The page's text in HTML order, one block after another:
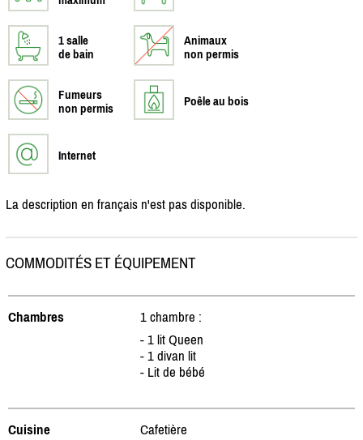
1 salle
de bain
Animaux
non permis
Fumeurs
non permis
Poêle au bois
Internet
La description en français n'est pas disponible.
COMMODITÉS ET ÉQUIPEMENT
Chambres
1 chambre :
- 1 lit Queen
- 1 divan lit
- Lit de bébé
Cuisine
Cafetière